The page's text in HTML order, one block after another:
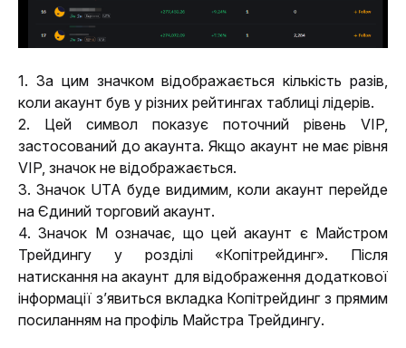
1. За цим значком відображається кількість разів,
коли акаунт був у різних рейтингах таблиці лідерів.
2. Цей символ показує поточний рівень VIP,
застосований до акаунта. Якщо акаунт не має рівня
VIP, значок не відображається.
3. Значок UTA буде видимим, коли акаунт перейде
на Єдиний торговий акаунт.
4. Значок M означає, що цей акаунт є Майстром
Трейдингу у розділі «Копітрейдинг». Після
натискання на акаунт для відображення додаткової
інформації з’явиться вкладка Копітрейдинг з прямим
посиланням на профіль Майстра Трейдингу.